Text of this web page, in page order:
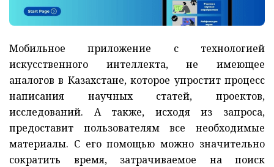
Мобильное приложение с технологией
искусственного интеллекта, не имеющее
аналогов в Казахстане, которое упростит процесс
написания научных статей, проектов,
исследований. А также, исходя из запроса,
предоставит пользователям все необходимые
материалы. С его помощью можно значительно
сократить время, затрачиваемое на поиск